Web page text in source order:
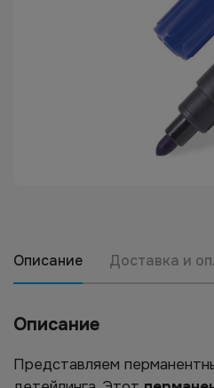
Описание Доставка и
Описание
Представляем